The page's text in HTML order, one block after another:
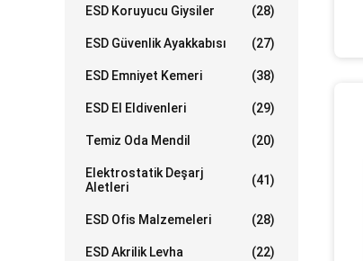
ESD Koruyucu Giysiler (28)
ESD Güvenlik Ayakkabısı (27)
ESD Emniyet Kemeri (38)
ESD El Eldivenleri (29)
Temiz Oda Mendil (20)
Elektrostatik Deşarj
Aletleri
(41)
ESD Ofis Malzemeleri (28)
ESD Akrilik Levha (22)